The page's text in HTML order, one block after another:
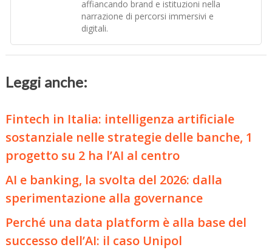
affiancando brand e istituzioni nella
narrazione di percorsi immersivi e
digitali.
Leggi anche:
Fintech in Italia: intelligenza artificiale
sostanziale nelle strategie delle banche, 1
progetto su 2 ha l’AI al centro
AI e banking, la svolta del 2026: dalla
sperimentazione alla governance
Perché una data platform è alla base del
successo dell’AI: il caso Unipol